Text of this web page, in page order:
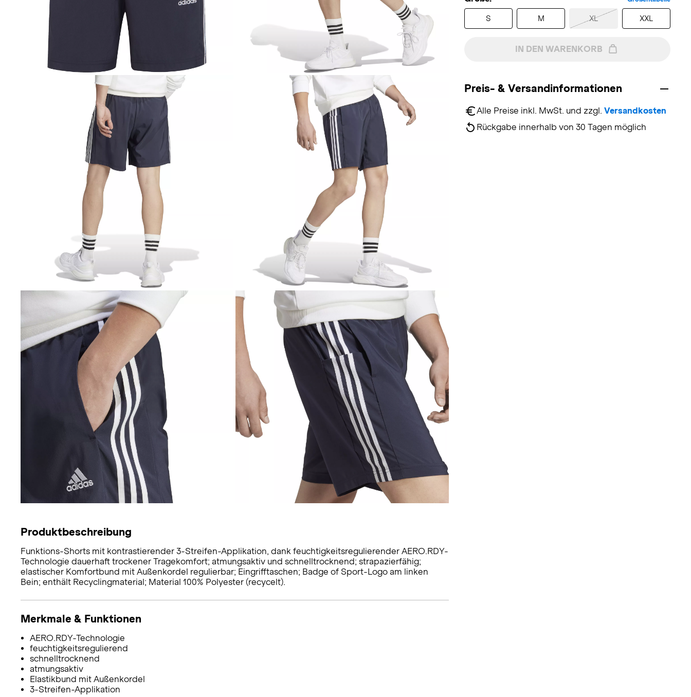
S M XL XXL
IN DEN WARENKORB
Preis- & Versandinformationen
Alle Preise inkl. MwSt. und zzgl. Versandkosten
Rückgabe innerhalb von 30 Tagen möglich
Produktbeschreibung
Funktions-Shorts mit kontrastierender 3-Streifen-Applikation, dank feuchtigkeitsregulierender AERO.RDY-
Technologie dauerhaft trockener Tragekomfort; atmungsaktiv und schnelltrocknend; strapazierfähig;
elastischer Komfortbund mit Außenkordel regulierbar; Eingrifftaschen; Badge of Sport-Logo am linken
Bein; enthält Recyclingmaterial; Material 100% Polyester (recycelt).
Merkmale & Funktionen
AERO.RDY-Technologie
feuchtigkeitsregulierend
schnelltrocknend
atmungsaktiv
Elastikbund mit Außenkordel
3-Streifen-Applikation